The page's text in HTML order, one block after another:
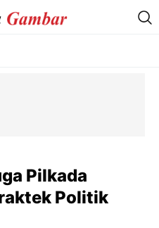
Pilkada
Politik